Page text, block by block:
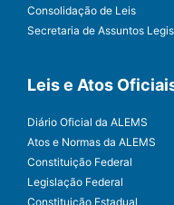
Consolidação de Leis
Secretaria de Assuntos
Leis e Atos
Diário Oficial da ALEMS
Atos e Normas da ALEMS
Constituição Federal
Legislação Federal
Constituição Estadual